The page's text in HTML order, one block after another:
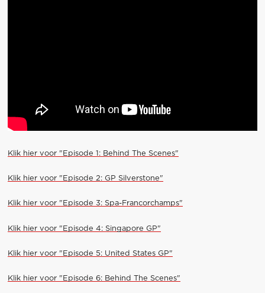
Klik hier voor "Episode 1: Behind The Scenes"
Klik hier voor "Episode 2: GP Silverstone"
Klik hier voor "Episode 3: Spa-Francorchamps"
Klik hier voor "Episode 4: Singapore GP"
Klik hier voor "Episode 5: United States GP"
Klik hier voor "Episode 6: Behind The Scenes"